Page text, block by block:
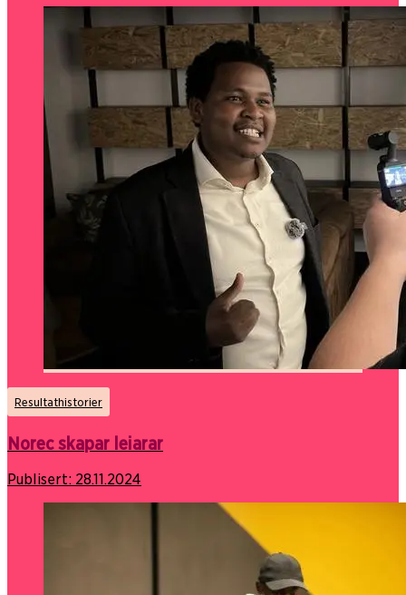
Resultathistorier
Norec skapar leiarar
Publisert: 28.11.2024